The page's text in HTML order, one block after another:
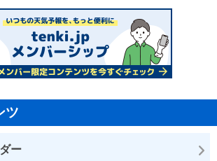
ツ
ー